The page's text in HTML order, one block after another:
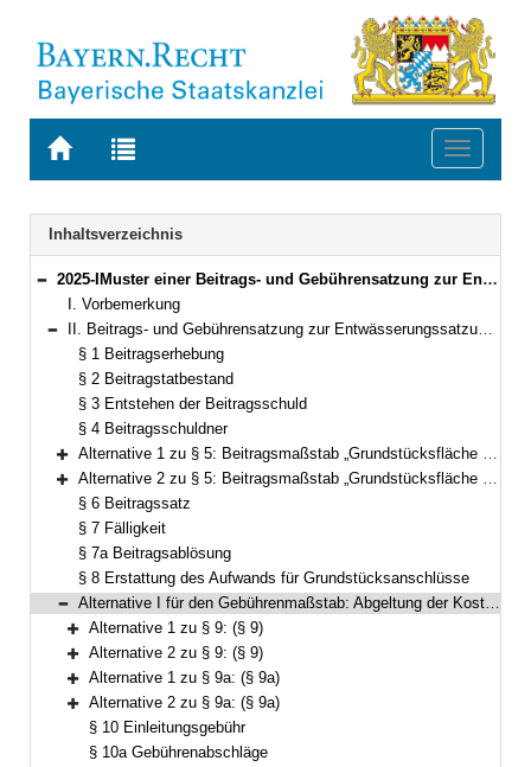
Zur
BAYERN.RECHT
Zur
letzten
Suche
Toggle
Navigation
Inhaltsverzeichnis
Bereich reduzieren
2025-IMuster einer Beitrags- und Gebührensatzung zur Entwässerungssatzung Bekanntmachung des Bayerischen Staatsministeriums des Innernvom 20. Mai 2008, Az. IB4-1421.1-166 (AllMBl. S. 350) (§§ 1–16)
I. Vorbemerkung
Bereich reduzieren
II. Beitrags- und Gebührensatzung zur Entwässerungssatzung der Gemeinde (Stadt, Markt, Zweckverband) …………(BGS/EWS)vom __.__.____ (§§ 1–16)
§ 1 Beitragserhebung
§ 2 Beitragstatbestand
§ 3 Entstehen der Beitragsschuld
§ 4 Beitragsschuldner
Bereich erweitern
Alternative 1 zu § 5: Beitragsmaßstab „Grundstücksfläche – tatsächliche Geschossfläche“ (§ 5)
Bereich erweitern
Alternative 2 zu § 5: Beitragsmaßstab „Grundstücksfläche – zulässige Geschossfläche“ (§ 5)
§ 6 Beitragssatz
§ 7 Fälligkeit
§ 7a Beitragsablösung
§ 8 Erstattung des Aufwands für Grundstücksanschlüsse
Bereich reduzieren
Alternative I für den Gebührenmaßstab: Abgeltung der Kosten für die Niederschlagswasserbeseitigung über die nach dem Frischwassermaßstab bemessenen Einleitungsgebühren (§§ 9–10a)
Bereich erweitern
Alternative 1 zu § 9: (§ 9)
Bereich erweitern
Alternative 2 zu § 9: (§ 9)
Bereich erweitern
Alternative 1 zu § 9a: (§ 9a)
Bereich erweitern
Alternative 2 zu § 9a: (§ 9a)
§ 10 Einleitungsgebühr
§ 10a Gebührenabschläge